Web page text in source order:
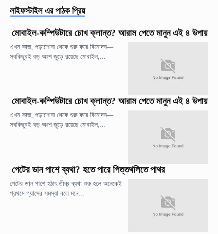
লাইফস্টাইল এর পাঠক প্রিয়
মোবাইল-কম্পিউটারে চোখ ক্লান্ত? আরাম পেতে মানুন এই ৪ উপায়
এখন কাজ, পড়াশোনা থেকে শুরু করে বিনোদন—
সবকিছুরই বড় অংশ জুড়ে রয়েছে মোবাইল,...
মোবাইল-কম্পিউটারে চোখ ক্লান্ত? আরাম পেতে মানুন এই ৪ উপায়
এখন কাজ, পড়াশোনা থেকে শুরু করে বিনোদন—
সবকিছুরই বড় অংশ জুড়ে রয়েছে মোবাইল,...
পেটের ডান পাশে ব্যথা? হতে পারে পিত্তথলিতে পাথর
পেটের ডান পাশে হঠাৎ তীব্র ব্যথা শুরু হলে অনেকেই
প্রথমে গ্যাসের সমস্যা বলে মনে...